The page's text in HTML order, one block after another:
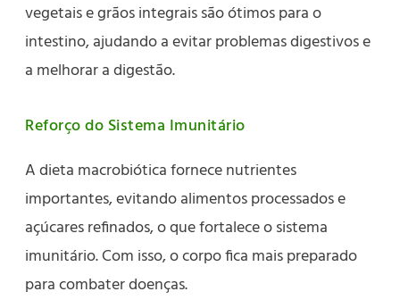
vegetais e grãos integrais são ótimos para o
intestino, ajudando a evitar problemas digestivos e
a melhorar a digestão.
Reforço do Sistema Imunitário
A dieta macrobiótica fornece nutrientes
importantes, evitando alimentos processados e
açúcares refinados, o que fortalece o sistema
imunitário. Com isso, o corpo fica mais preparado
para combater doenças.